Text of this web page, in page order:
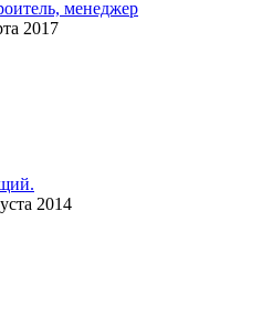
менеджер
2017
2014